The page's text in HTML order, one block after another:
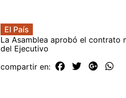
El País
La Asamblea aprobó el contrato
del Ejecutivo
compartir en: